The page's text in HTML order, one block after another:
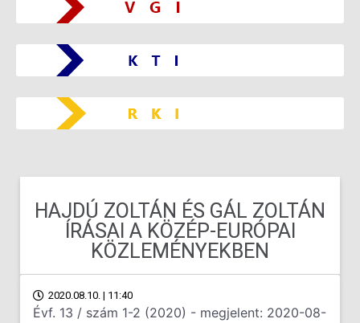
HAJDÚ ZOLTÁN ÉS GÁL ZOLTÁN
ÍRÁSAI A KÖZÉP-EURÓPAI
KÖZLEMÉNYEKBEN
2020.08.10. | 11:40
Évf. 13 / szám 1-2 (2020) - megjelent: 2020-08-